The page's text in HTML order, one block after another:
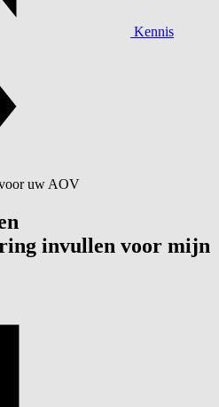
Kennis
uw AOV
invullen voor mijn